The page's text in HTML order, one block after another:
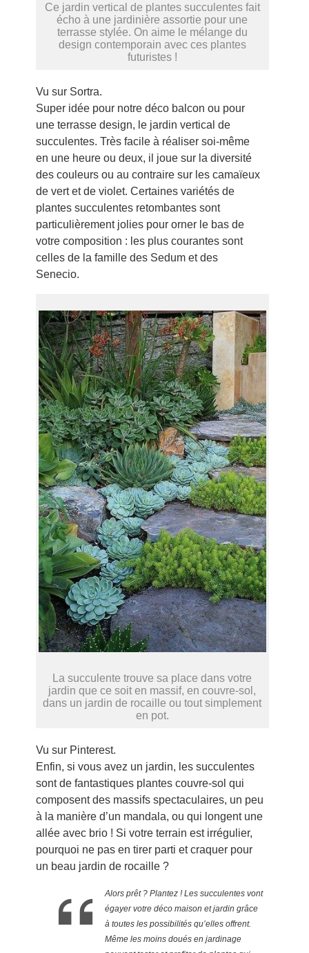
Ce jardin vertical de plantes succulentes fait
écho à une jardinière assortie pour une
terrasse stylée. On aime le mélange du
design contemporain avec ces plantes
futuristes !
Vu sur Sortra.
Super idée pour notre déco balcon ou pour
une terrasse design, le jardin vertical de
succulentes. Très facile à réaliser soi-même
en une heure ou deux, il joue sur la diversité
des couleurs ou au contraire sur les camaïeux
de vert et de violet. Certaines variétés de
plantes succulentes retombantes sont
particulièrement jolies pour orner le bas de
votre composition : les plus courantes sont
celles de la famille des Sedum et des
Senecio.
La succulente trouve sa place dans votre
jardin que ce soit en massif, en couvre-sol,
dans un jardin de rocaille ou tout simplement
en pot.
Vu sur Pinterest.
Enfin, si vous avez un jardin, les succulentes
sont de fantastiques plantes couvre-sol qui
composent des massifs spectaculaires, un peu
à la manière d’un mandala, ou qui longent une
allée avec brio ! Si votre terrain est irrégulier,
pourquoi ne pas en tirer parti et craquer pour
un beau jardin de rocaille ?
Alors prêt ? Plantez ! Les succulentes vont
égayer votre déco maison et jardin grâce
à toutes les possibilités qu’elles offrent.
Même les moins doués en jardinage